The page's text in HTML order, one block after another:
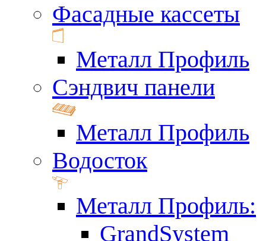
Фасадные кассеты
Металл Профиль
Сэндвич панели
Металл Профиль
Водосток
Металл Профиль:
GrandSystem